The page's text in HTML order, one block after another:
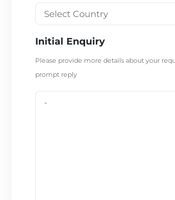
Initial Enquiry
Please provide more details about your
prompt reply